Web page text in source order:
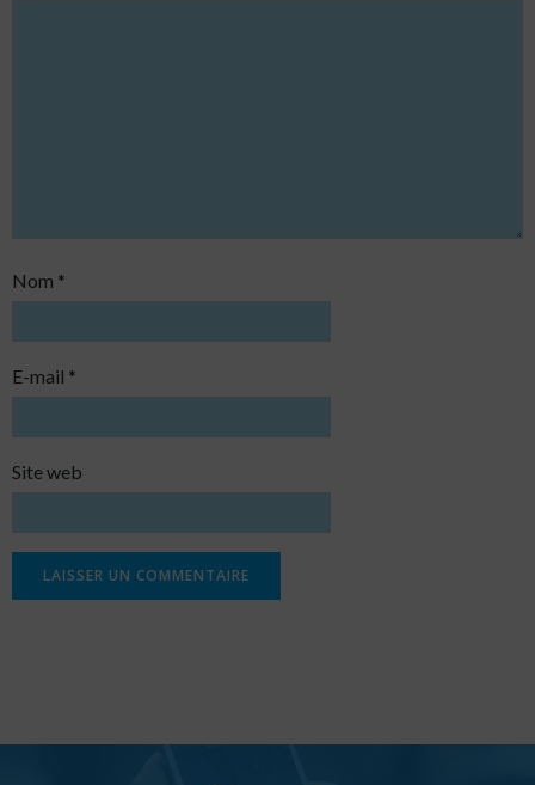
Nom *
E-mail *
Site web